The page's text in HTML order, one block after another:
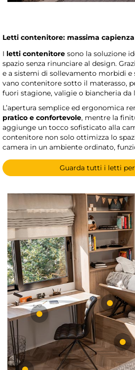
Letti contenitore: massima
I letti contenitore sono la soluzione
spazio senza rinunciare al design.
e a sistemi di sollevamento morbidi
vano contenitore sotto il materasso,
fuori stagione, valigie o biancheria da
L’apertura semplice ed ergonomica
pratico e confortevole, mentre la
aggiunge un tocco sofisticato alla
contenitore non solo ottimizza lo
camera in un ambiente ordinato,
Guarda tutti i letti